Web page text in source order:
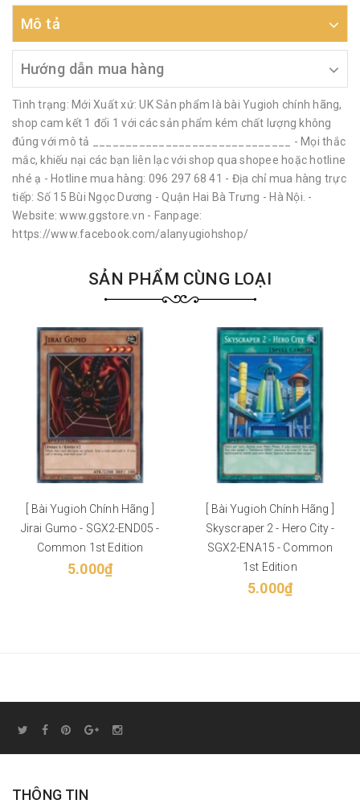
Mô tả
Hướng dẫn mua hàng
Tình trạng: Mới Xuất xứ: UK Sản phẩm là bài Yugioh chính hãng,
shop cam kết 1 đổi 1 với các sản phẩm kém chất lượng không
đúng với mô tả ______________________________ - Mọi thắc
mắc, khiếu nại các bạn liên lạc với shop qua shopee hoặc hotline
nhé ạ - Hotline mua hàng: 096 297 68 41 - Địa chỉ mua hàng trực
tiếp: Số 15 Bùi Ngọc Dương - Quận Hai Bà Trưng - Hà Nội. -
Website: www.ggstore.vn - Fanpage:
https://www.facebook.com/alanyugiohshop/
SẢN PHẨM CÙNG LOẠI
[ Bài Yugioh Chính Hãng ]
Jirai Gumo - SGX2-END05 -
Common 1st Edition
5.000₫
[ Bài Yugioh Chính Hãng ]
Skyscraper 2 - Hero City -
SGX2-ENA15 - Common
1st Edition
5.000₫
THÔNG TIN